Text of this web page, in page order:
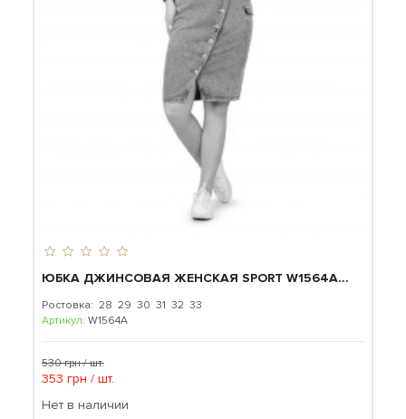
ЮБКА ДЖИНСОВАЯ ЖЕНСКАЯ SPORT W1564A...
Ростовка: 28 29 30 31 32 33
Артикул: W1564A
530 грн / шт.
353 грн / шт.
Нет в наличии